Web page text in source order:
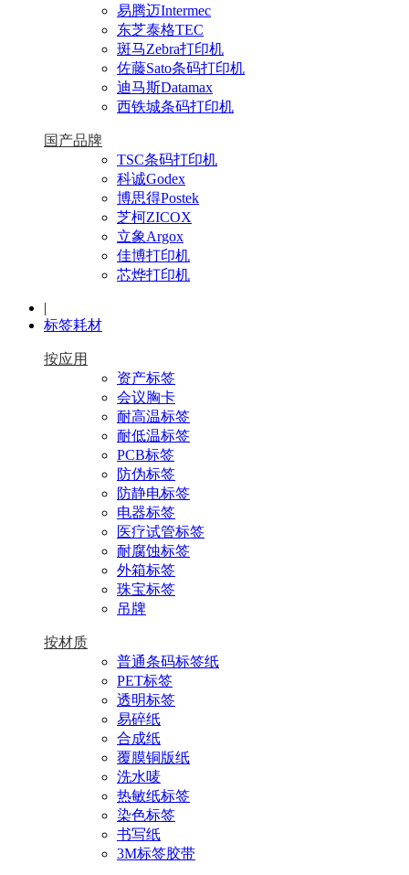
易腾迈Intermec
东芝泰格TEC
斑马Zebra打印机
佐藤Sato条码打印机
迪马斯Datamax
西铁城条码打印机
国产品牌
TSC条码打印机
科诚Godex
博思得Postek
芝柯ZICOX
立象Argox
佳博打印机
芯烨打印机
|
标签耗材
按应用
资产标签
会议胸卡
耐高温标签
耐低温标签
PCB标签
防伪标签
防静电标签
电器标签
医疗试管标签
耐腐蚀标签
外箱标签
珠宝标签
吊牌
按材质
普通条码标签纸
PET标签
透明标签
易碎纸
合成纸
覆膜铜版纸
洗水唛
热敏纸标签
染色标签
书写纸
3M标签胶带